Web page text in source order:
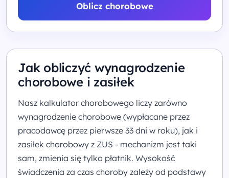
Oblicz chorobowe
Jak obliczyć wynagrodzenie
chorobowe i zasiłek
Nasz kalkulator chorobowego liczy zarówno
wynagrodzenie chorobowe (wypłacane przez
pracodawcę przez pierwsze 33 dni w roku), jak i
zasiłek chorobowy z ZUS - mechanizm jest taki
sam, zmienia się tylko płatnik. Wysokość
świadczenia za czas choroby zależy od podstawy